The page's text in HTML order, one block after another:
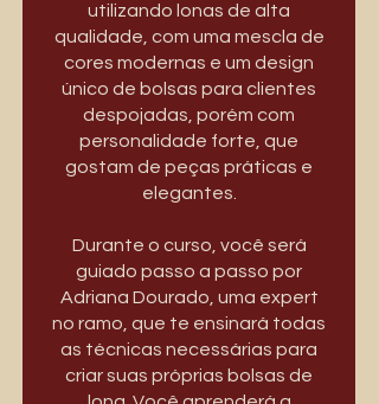
utilizando lonas de alta
qualidade, com uma mescla de
cores modernas e um design
único de bolsas para clientes
despojadas, porém com
personalidade forte, que
gostam de peças práticas e
elegantes.
Durante o curso, você será
guiado passo a passo por
Adriana Dourado, uma expert
no ramo, que te ensinará todas
as técnicas necessárias para
criar suas próprias bolsas de